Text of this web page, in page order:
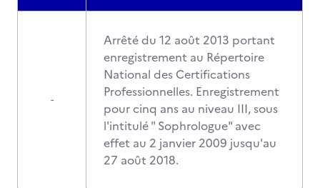
-
Arrêté du 12 août 2013 portant
enregistrement au Répertoire
National des Certifications
Professionnelles. Enregistrement
pour cinq ans au niveau III, sous
l'intitulé " Sophrologue" avec
effet au 2 janvier 2009 jusqu'au
27 août 2018.